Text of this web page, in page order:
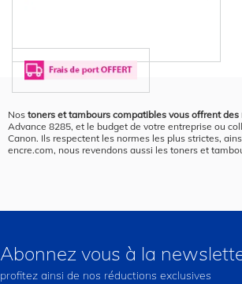
Nos toners et tambours compatibles vous offrent
Advance 8285, et le budget de votre entreprise ou
Canon. Ils respectent les normes les plus strictes,
encre.com, nous revendons aussi les toners et
Abonnez vous à la
profitez ainsi de nos réductions exclusives